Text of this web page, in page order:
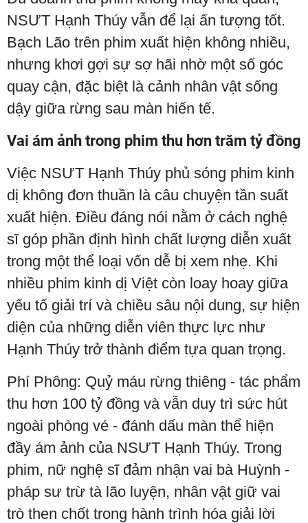
NSƯT Hạnh Thúy vẫn để lại ấn tượng tốt.
Bạch Lão trên phim xuất hiện không nhiều,
nhưng khơi gợi sự sợ hãi nhờ một số góc
quay cận, đặc biệt là cảnh nhân vật sống
dậy giữa rừng sau màn hiến tế.
Vai ám ảnh trong phim thu hơn trăm tỷ đồng
Việc NSƯT Hạnh Thúy phủ sóng phim kinh
dị không đơn thuần là câu chuyện tần suất
xuất hiện. Điều đáng nói nằm ở cách nghệ
sĩ góp phần định hình chất lượng diễn xuất
trong một thể loại vốn dễ bị xem nhẹ. Khi
nhiều phim kinh dị Việt còn loay hoay giữa
yếu tố giải trí và chiều sâu nội dung, sự hiện
diện của những diễn viên thực lực như
Hạnh Thúy trở thành điểm tựa quan trọng.
Phí Phông: Quỷ máu rừng thiêng - tác phẩm
thu hơn 100 tỷ đồng và vẫn duy trì sức hút
ngoài phòng vé - đánh dấu màn thể hiện
đầy ám ảnh của NSƯT Hạnh Thúy. Trong
phim, nữ nghệ sĩ đảm nhận vai bà Huỳnh -
pháp sư trừ tà lão luyện, nhân vật giữ vai
trò then chốt trong hành trình hóa giải lời